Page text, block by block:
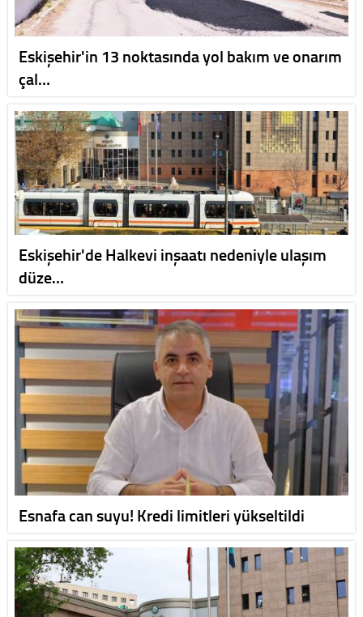
Eskişehir'in 13 noktasında yol bakım ve onarım
çal…
Eskişehir'de Halkevi inşaatı nedeniyle ulaşım
düze…
Esnafa can suyu! Kredi limitleri yükseltildi